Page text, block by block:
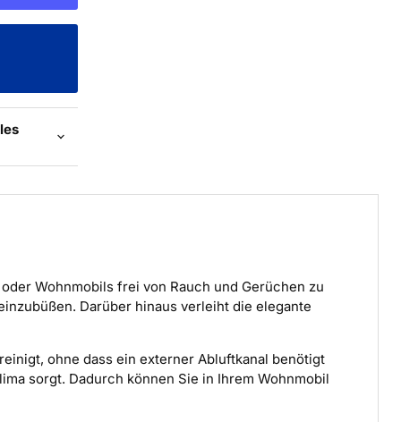
Wohnmobils frei von Rauch und Gerüchen zu
Darüber hinaus verleiht die elegante
ohne dass ein externer Abluftkanal benötigt
sorgt. Dadurch können Sie in Ihrem Wohnmobil